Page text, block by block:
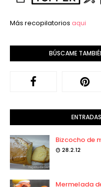
Más recopilatorios aqui
BÚSCAME
Bizcocho de
28.2.12
Mermelada